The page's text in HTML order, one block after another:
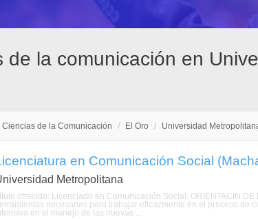
la comunicación en
Ciencias de la Comunicación / El Oro / Universidad
en Comunicación Social
Metropolitana
ofrecido: Licenciado en Comunicación Social. ORIENTACIN
necesarias para trabajar eficazmente en el proceso de
en el manejo de las nuevas ...